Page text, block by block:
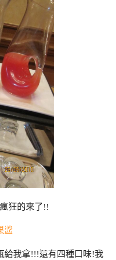
狂的來了!!
醬
給我拿!!!還有四種口味!我